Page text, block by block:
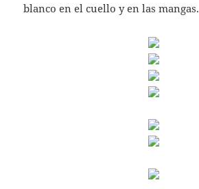
blanco en el cuello y en las mangas.